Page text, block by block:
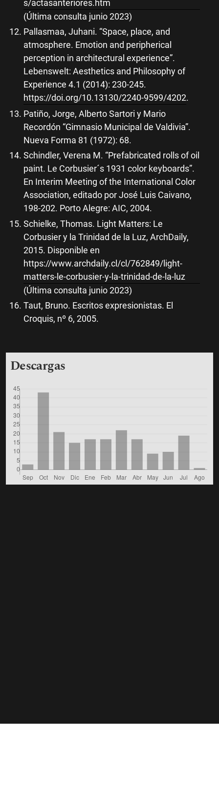
s/actasanteriores.htm
(Última consulta junio 2023)
Pallasmaa, Juhani. “Space, place, and
atmosphere. Emotion and peripherical
perception in architectural experience”.
Lebenswelt: Aesthetics and Philosophy of
Experience 4.1 (2014): 230-245.
https://doi.org/10.13130/2240-9599/4202.
Patiño, Jorge, Alberto Sartori y Mario
Recordón “Gimnasio Municipal de Valdivia”.
Nueva Forma 81 (1972): 68.
Schindler, Verena M. “Prefabricated rolls of oil
paint. Le Corbusier´s 1931 color keyboards”.
En Interim Meeting of the International Color
Association, editado por José Luis Caivano,
198-202. Porto Alegre: AIC, 2004.
Schielke, Thomas. Light Matters: Le
Corbusier y la Trinidad de la Luz, ArchDaily,
2015. Disponible en
https://www.archdaily.cl/cl/762849/light-
matters-le-corbusier-y-la-trinidad-de-la-luz
(Última consulta junio 2023)
Taut, Bruno. Escritos expresionistas. El
Croquis, nº 6, 2005.
Descargas